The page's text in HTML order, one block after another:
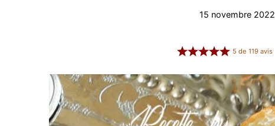
15 novembre 2022
5 de119 avis